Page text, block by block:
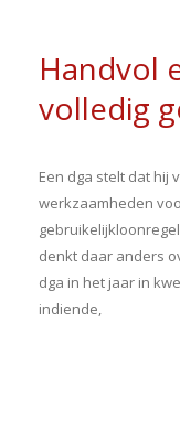
Handvol
volledig
Een dga stelt dat hij
werkzaamheden
denkt daar anders
dga in het jaar in
indiende,